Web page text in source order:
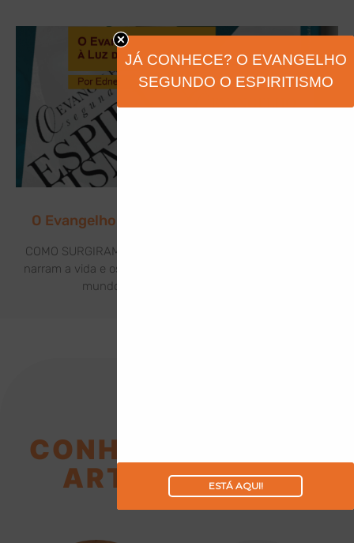
O Evangelho de Jesus à Luz do Espiritismo
COMO SURGIRAM OS EVANGELHOS? Os Evangelhos que
narram a vida e os feitos de Jesus Cristo foram levados ao
mundo por meio de seus discípulos:
CONHEÇA NOSSOS
ARTICULISTAS
JÁ CONHECE? O EVANGELHO
SEGUNDO O ESPIRITISMO
ESTÁ AQUI!